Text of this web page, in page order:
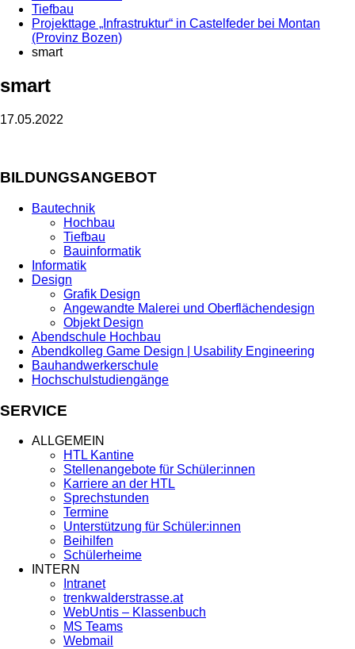
Tiefbau
Projekttage „Infrastruktur“ in Castelfeder bei Montan
(Provinz Bozen)
smart
smart
17.05.2022
BILDUNGSANGEBOT
Bautechnik
Hochbau
Tiefbau
Bauinformatik
Informatik
Design
Grafik Design
Angewandte Malerei und Oberflächendesign
Objekt Design
Abendschule Hochbau
Abendkolleg Game Design | Usability Engineering
Bauhandwerkerschule
Hochschulstudiengänge
SERVICE
ALLGEMEIN
HTL Kantine
Stellenangebote für Schüler:innen
Karriere an der HTL
Sprechstunden
Termine
Unterstützung für Schüler:innen
Beihilfen
Schülerheime
INTERN
Intranet
trenkwalderstrasse.at
WebUntis – Klassenbuch
MS Teams
Webmail